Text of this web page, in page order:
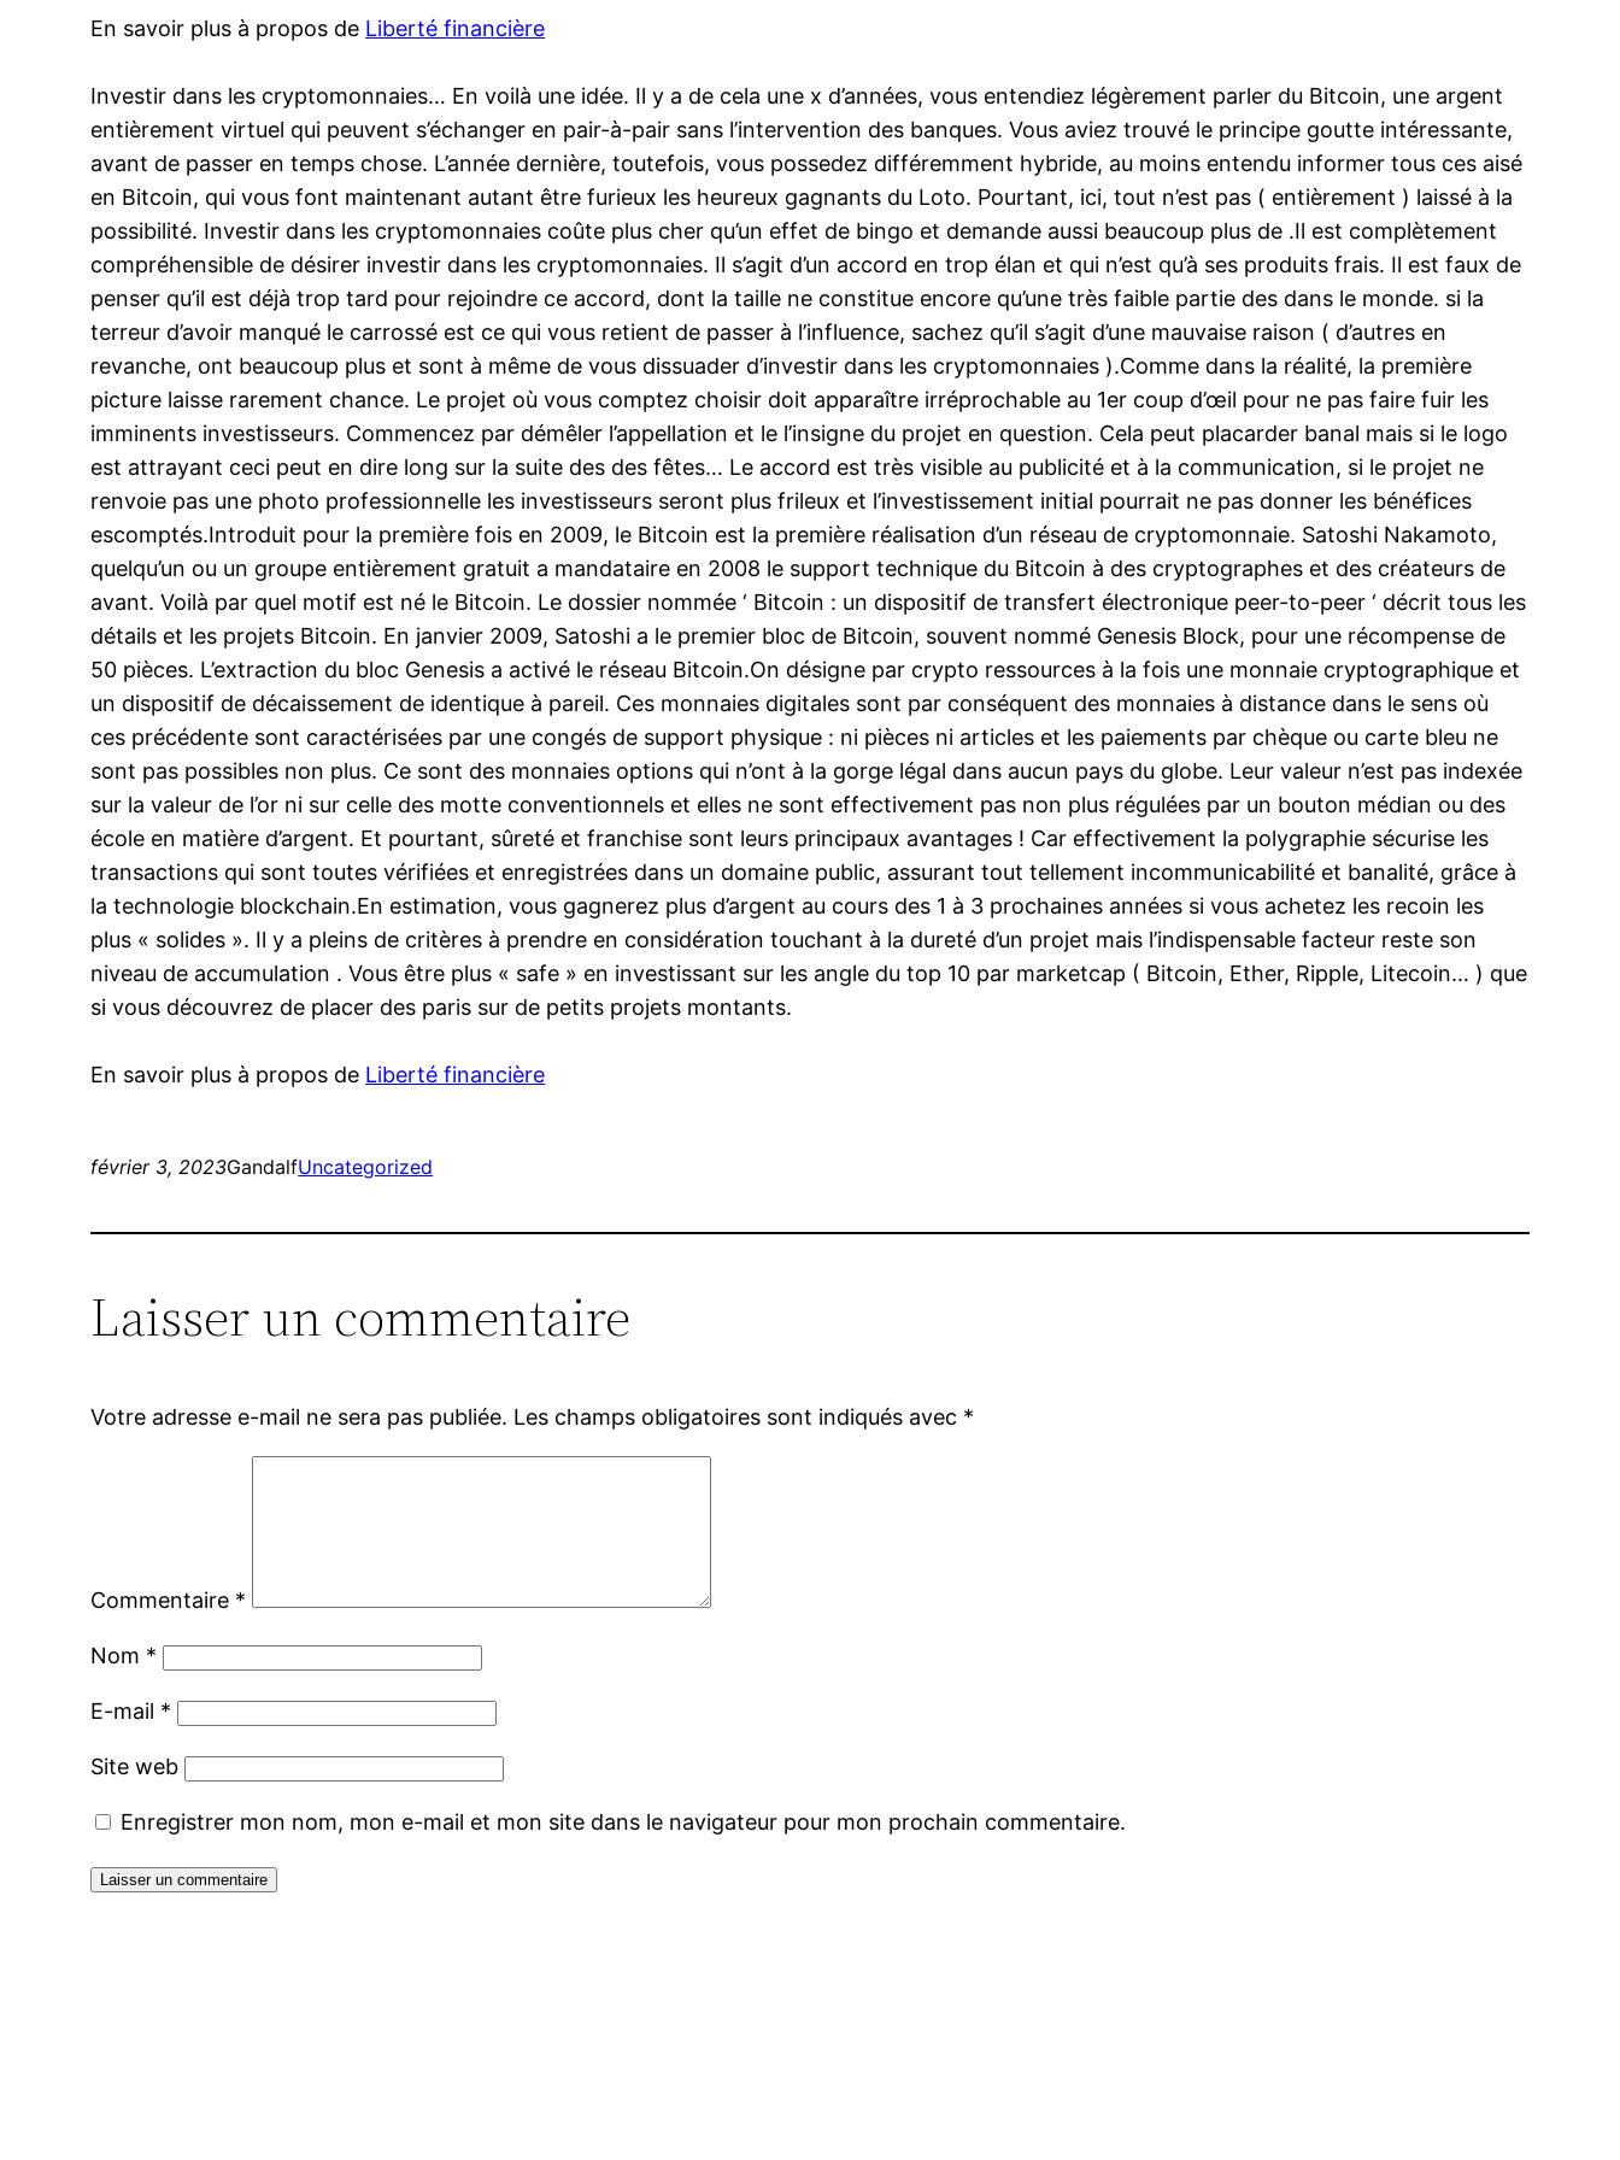
En savoir plus à propos de Liberté financière
Investir dans les cryptomonnaies… En voilà une idée. Il y a de cela une x d’années, vous entendiez légèrement parler du Bitcoin, une argent
entièrement virtuel qui peuvent s’échanger en pair-à-pair sans l’intervention des banques. Vous aviez trouvé le principe goutte intéressante,
avant de passer en temps chose. L’année dernière, toutefois, vous possedez différemment hybride, au moins entendu informer tous ces aisé
en Bitcoin, qui vous font maintenant autant être furieux les heureux gagnants du Loto. Pourtant, ici, tout n’est pas ( entièrement ) laissé à la
possibilité. Investir dans les cryptomonnaies coûte plus cher qu’un effet de bingo et demande aussi beaucoup plus de .Il est complètement
compréhensible de désirer investir dans les cryptomonnaies. Il s’agit d’un accord en trop élan et qui n’est qu’à ses produits frais. Il est faux de
penser qu’il est déjà trop tard pour rejoindre ce accord, dont la taille ne constitue encore qu’une très faible partie des dans le monde. si la
terreur d’avoir manqué le carrossé est ce qui vous retient de passer à l’influence, sachez qu’il s’agit d’une mauvaise raison ( d’autres en
revanche, ont beaucoup plus et sont à même de vous dissuader d’investir dans les cryptomonnaies ).Comme dans la réalité, la première
picture laisse rarement chance. Le projet où vous comptez choisir doit apparaître irréprochable au 1er coup d’œil pour ne pas faire fuir les
imminents investisseurs. Commencez par démêler l’appellation et le l’insigne du projet en question. Cela peut placarder banal mais si le logo
est attrayant ceci peut en dire long sur la suite des des fêtes… Le accord est très visible au publicité et à la communication, si le projet ne
renvoie pas une photo professionnelle les investisseurs seront plus frileux et l’investissement initial pourrait ne pas donner les bénéfices
escomptés.Introduit pour la première fois en 2009, le Bitcoin est la première réalisation d’un réseau de cryptomonnaie. Satoshi Nakamoto,
quelqu’un ou un groupe entièrement gratuit a mandataire en 2008 le support technique du Bitcoin à des cryptographes et des créateurs de
avant. Voilà par quel motif est né le Bitcoin. Le dossier nommée ‘ Bitcoin : un dispositif de transfert électronique peer-to-peer ‘ décrit tous les
détails et les projets Bitcoin. En janvier 2009, Satoshi a le premier bloc de Bitcoin, souvent nommé Genesis Block, pour une récompense de
50 pièces. L’extraction du bloc Genesis a activé le réseau Bitcoin.On désigne par crypto ressources à la fois une monnaie cryptographique et
un dispositif de décaissement de identique à pareil. Ces monnaies digitales sont par conséquent des monnaies à distance dans le sens où
ces précédente sont caractérisées par une congés de support physique : ni pièces ni articles et les paiements par chèque ou carte bleu ne
sont pas possibles non plus. Ce sont des monnaies options qui n’ont à la gorge légal dans aucun pays du globe. Leur valeur n’est pas indexée
sur la valeur de l’or ni sur celle des motte conventionnels et elles ne sont effectivement pas non plus régulées par un bouton médian ou des
école en matière d’argent. Et pourtant, sûreté et franchise sont leurs principaux avantages ! Car effectivement la polygraphie sécurise les
transactions qui sont toutes vérifiées et enregistrées dans un domaine public, assurant tout tellement incommunicabilité et banalité, grâce à
la technologie blockchain.En estimation, vous gagnerez plus d’argent au cours des 1 à 3 prochaines années si vous achetez les recoin les
plus « solides ». Il y a pleins de critères à prendre en considération touchant à la dureté d’un projet mais l’indispensable facteur reste son
niveau de accumulation . Vous être plus « safe » en investissant sur les angle du top 10 par marketcap ( Bitcoin, Ether, Ripple, Litecoin… ) que
si vous découvrez de placer des paris sur de petits projets montants.
En savoir plus à propos de Liberté financière
février 3, 2023GandalfUncategorized
Laisser un commentaire
Votre adresse e-mail ne sera pas publiée. Les champs obligatoires sont indiqués avec *
Commentaire *
Nom *
E-mail *
Site web
Enregistrer mon nom, mon e-mail et mon site dans le navigateur pour mon prochain commentaire.